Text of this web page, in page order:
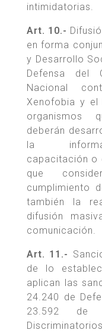
intimidatorias.
Art. 10.-
en forma
y Desarrollo
Defensa del
Nacional
Xenofobia y el
organismos
deberán
la
capacitación o
que
cumplimiento
también la
difusión
comunicación.
Art. 11.-
de lo
aplican las
24.240 de
23.592 de